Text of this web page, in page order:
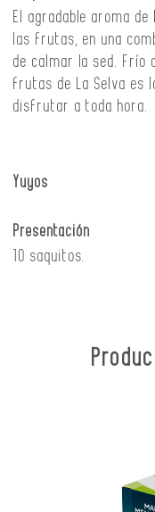
El agradable aroma
las frutas, en una
de calmar la sed. Frío
frutas de La Selva es
disfrutar a toda hora.
Yuyos
Presentación
10 saquitos.